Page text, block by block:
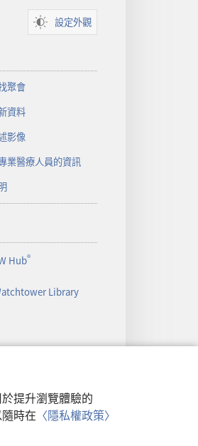
提升瀏覽體驗的
時在 〈隱私權政策〉
設定外觀
聚會
資料
影像
業醫療人員的資訊
Hub®
Library